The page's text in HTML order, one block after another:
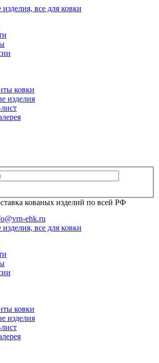
ковки
изделия
кованых изделий по всей РФ
ehk.ru
ковки
изделия